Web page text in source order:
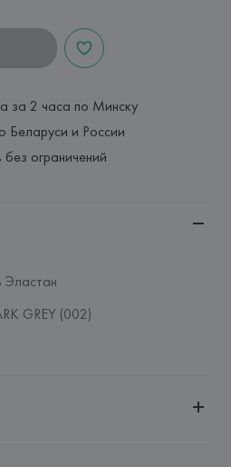
за 2 часа по Минску
Беларуси и России
ограничений
Эластан
GREY (002)